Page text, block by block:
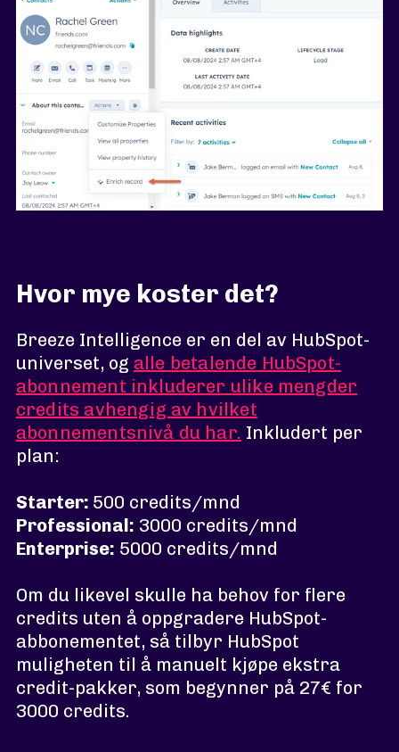
Hvor mye koster det?
Breeze Intelligence er en del av HubSpot-
universet, og alle betalende HubSpot-
abonnement inkluderer ulike mengder
credits avhengig av hvilket
abonnementsnivå du har. Inkludert per
plan:
Starter: 500 credits/mnd
Professional: 3000 credits/mnd
Enterprise: 5000 credits/mnd
Om du likevel skulle ha behov for flere
credits uten å oppgradere HubSpot-
abbonementet, så tilbyr HubSpot
muligheten til å manuelt kjøpe ekstra
credit-pakker, som begynner på 27€ for
3000 credits.